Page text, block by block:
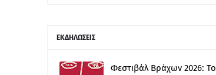
ΕΚΔΗΛΩΣΕΙΣ
Φεστιβάλ Βράχων 2026: Το